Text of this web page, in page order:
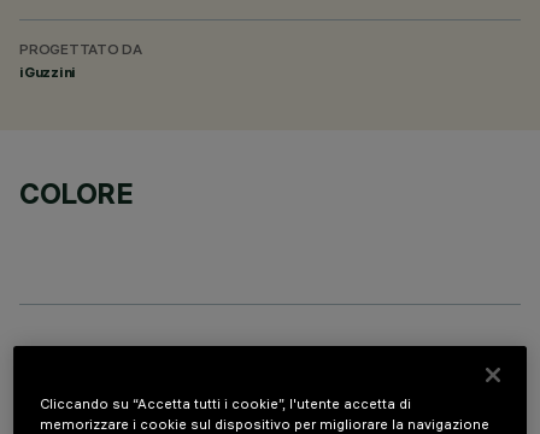
PROGETTATO DA
iGuzzini
COLORE
Cliccando su “Accetta tutti i cookie”, l'utente accetta di
memorizzare i cookie sul dispositivo per migliorare la navigazione